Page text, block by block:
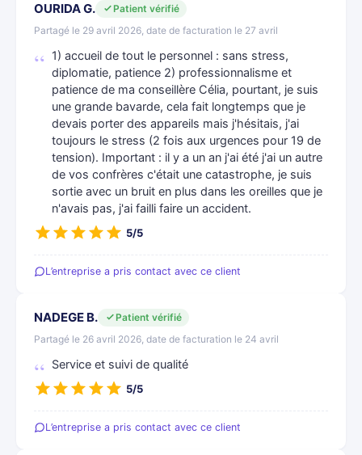
OURIDA G.
Patient vérifié
Partagé le 29 avril 2026, date de facturation le 27 avril
1) accueil de tout le personnel : sans stress,
diplomatie, patience 2) professionnalisme et
patience de ma conseillère Célia, pourtant, je suis
une grande bavarde, cela fait longtemps que je
devais porter des appareils mais j'hésitais, j'ai
toujours le stress (2 fois aux urgences pour 19 de
tension). Important : il y a un an j'ai été j'ai un autre
de vos confrères c'était une catastrophe, je suis
sortie avec un bruit en plus dans les oreilles que je
n'avais pas, j'ai failli faire un accident.
5/5
L’entreprise a pris contact avec ce client
NADEGE B.
Patient vérifié
Partagé le 26 avril 2026, date de facturation le 24 avril
Service et suivi de qualité
5/5
L’entreprise a pris contact avec ce client